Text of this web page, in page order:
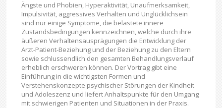
Ängste und Phobien, Hyperaktivität, Unaufmerksamkeit,
Impulsivität, aggressives Verhalten und Unglücklichsein
sind nur einige Symptome, die belastete innere
Zustandsbedingungen kennzeichnen, welche durch ihre
äußeren Verhaltensausprägungen die Entwicklung der
Arzt-Patient-Beziehung und der Beziehung zu den Eltern
sowie schlussendlich den gesamten Behandlungsverlauf
erheblich erschweren können. Der Vortrag gibt eine
Einführung in die wichtigsten Formen und
Verstehenskonzepte psychischer Störungen der Kindheit
und Adoleszenz und liefert Anhaltspunkte für den Umgang
mit schwierigen Patienten und Situationen in der Praxis.